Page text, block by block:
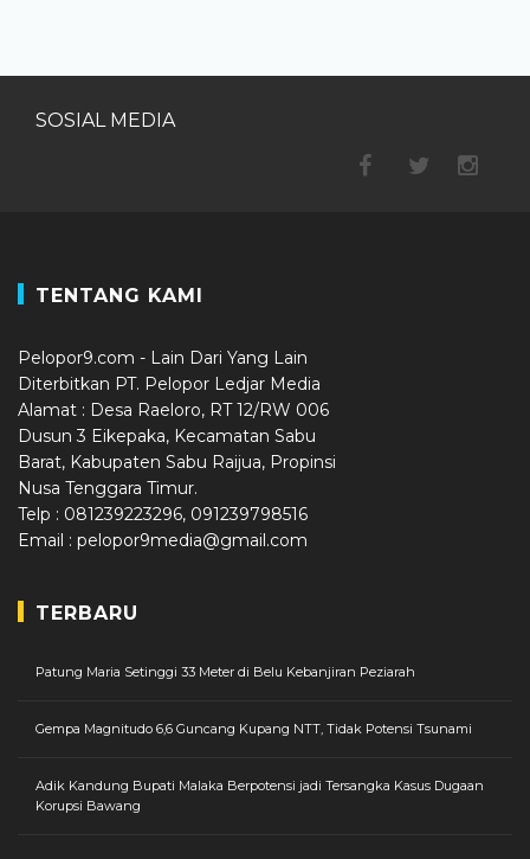
SOSIAL MEDIA
TENTANG KAMI
Pelopor9.com - Lain Dari Yang Lain
Diterbitkan PT. Pelopor Ledjar Media
Alamat : Desa Raeloro, RT 12/RW 006
Dusun 3 Eikepaka, Kecamatan Sabu
Barat, Kabupaten Sabu Raijua, Propinsi
Nusa Tenggara Timur.
Telp : 081239223296, 091239798516
Email : pelopor9media@gmail.com
TERBARU
Patung Maria Setinggi 33 Meter di Belu Kebanjiran Peziarah
Gempa Magnitudo 6,6 Guncang Kupang NTT, Tidak Potensi Tsunami
Adik Kandung Bupati Malaka Berpotensi jadi Tersangka Kasus Dugaan
Korupsi Bawang